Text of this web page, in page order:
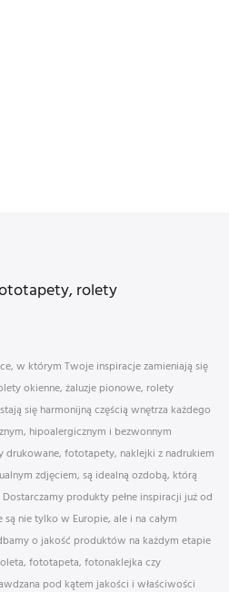
rolety
w którym Twoje inspiracje zamieniają się
okienne, żaluzje pionowe, rolety
się harmonijną częścią wnętrza każdego
hipoalergicznym i bezwonnym
drukowane, fototapety, naklejki z nadrukiem
zdjęciem, są idealną ozdobą, którą
produkty pełne inspiracji już od
nie tylko w Europie, ale i na całym
o jakość produktów na każdym etapie
fototapeta, fotonaklejka czy
pod kątem jakości i właściwości